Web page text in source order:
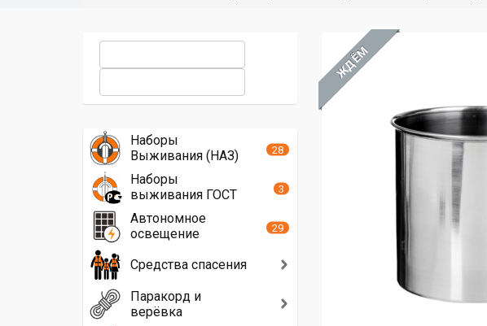
ЖДЁМ
Наборы
Выживания (НАЗ)
28
Наборы
выживания ГОСТ
3
Автономное
освещение
29
Средства спасения
Паракорд и
верёвка